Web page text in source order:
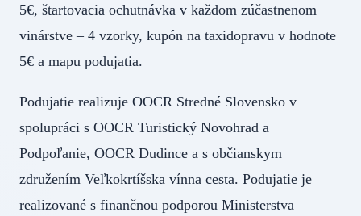
5€, štartovacia ochutnávka v každom zúčastnenom
vinárstve – 4 vzorky, kupón na taxidopravu v hodnote
5€ a mapu podujatia.
Podujatie realizuje OOCR Stredné Slovensko v
spolupráci s OOCR Turistický Novohrad a
Podpoľanie, OOCR Dudince a s občianskym
združením Veľkokrtíšska vínna cesta. Podujatie je
realizované s finančnou podporou Ministerstva